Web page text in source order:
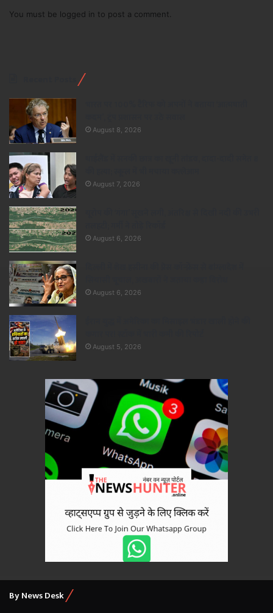
You must be logged in to post a comment.
×
August 8, 2026
August 7, 2026
August 6, 2026
August 6, 2026
August 5, 2026
By News Desk